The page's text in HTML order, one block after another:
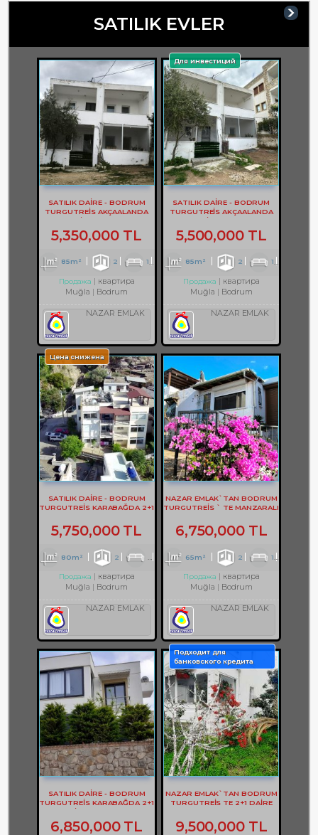
SATILIK EVLER
SATILIK DAİRE - BODRUM
TURGUTREİS AKÇAALANDA
2+1 DAİRE - REF- 3262
5,350,000 TL
85m² 2 1 1
Продажа
квартира
Muğla
Bodrum
NAZAR EMLAK
Для инвестиций
SATILIK DAİRE - BODRUM
TURGUTREİS AKÇAALANDA
2+1 DAİRE - REF- 3261
5,500,000 TL
85m² 2 1
Продажа
квартира
Muğla
Bodrum
NAZAR EMLAK
Цена снижена
SATILIK DAİRE - BODRUM
TURGUTREİS KARABAĞDA 2+1
5,750,000 TL
80m² 2 1
Продажа
квартира
Muğla
Bodrum
NAZAR EMLAK
NAZAR EMLAK`TAN BODRUM
TURGUTREİS ` TE MANZARALI
6,750,000 TL
65m² 2 1
Продажа
квартира
Muğla
Bodrum
NAZAR EMLAK
SATILIK DAİRE - BODRUM
TURGUTREİS KARABAĞDA 2+1
6,850,000 TL
Подходит для
банковского кредита
NAZAR EMLAK`TAN BODRUM
TURGUTREİS TE 2+1 DAİRE
9,500,000 TL